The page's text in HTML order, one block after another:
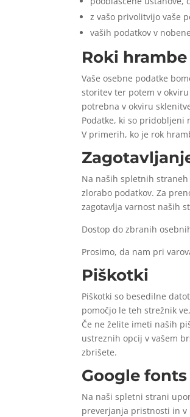
z vašo privolitvijo vaše
vaših podatkov v
Roki
Vaše osebne podatke
storitev ter potem v
potrebna v okviru
Podatke, ki so pridobljeni
V primerih, ko je rok
Na naših spletnih
zlorabo podatkov. Za
zagotavlja varnost naših
Dostop do zbranih
Prosimo, da nam pri
Piškotki
Piškotki so besedilne
pomočjo le teh strežnik
Če ne želite imeti naših
ustreznih opcij v vašem
zbrišete.
Google fonts
Na naši spletni strani
preverjanja pristnosti in v